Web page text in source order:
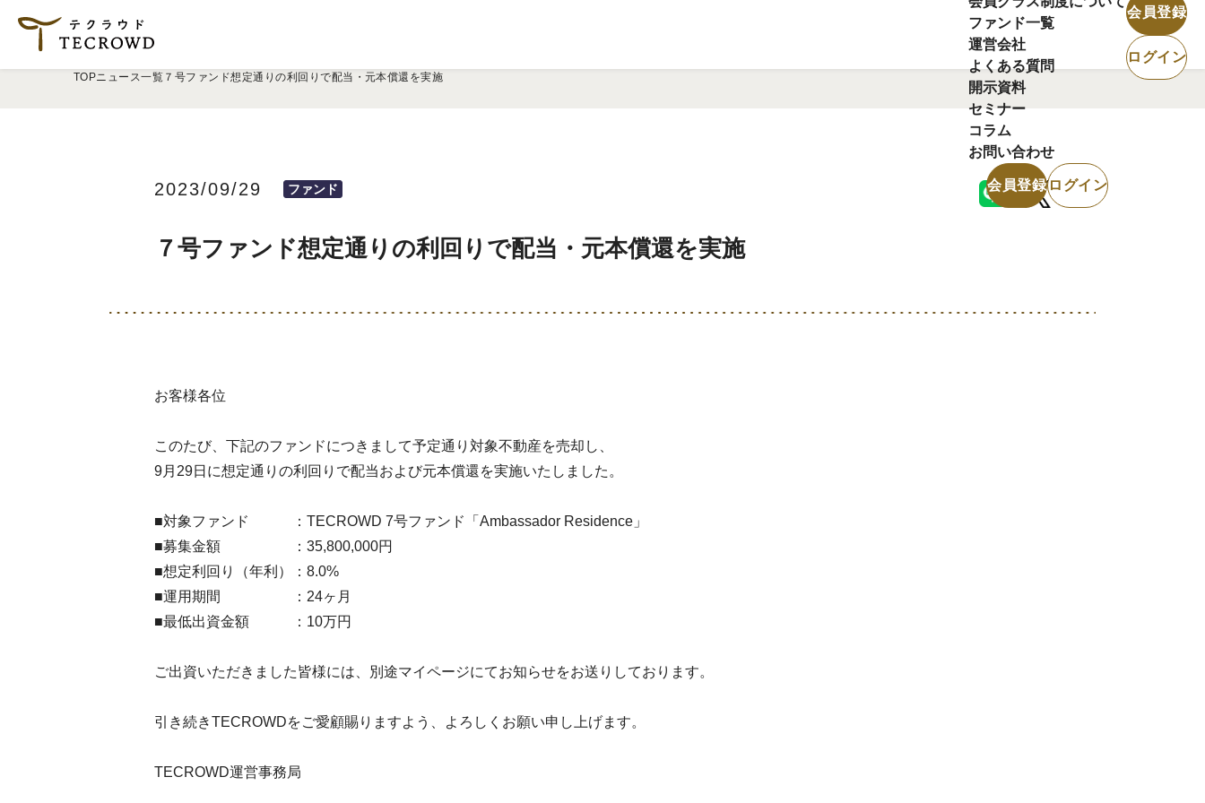
ファンド一覧
運営会社
よくある質問
開示資料
セミナー
コラム
お問い合わせ
会員登録ログイン
会員登録
ログイン
TOPニュース一覧 ７号ファンド想定通りの利回りで配当・元本償還を実施
2023/09/29 ファンド
７号ファンド想定通りの利回りで配当・元本償還を実施
お客様各位
このたび、下記のファンドにつきまして予定通り対象不動産を売却し、
9月29日に想定通りの利回りで配当および元本償還を実施いたしました。
■対象ファンド ：TECROWD 7号ファンド「Ambassador Residence」
■募集金額 ：35,800,000円
■想定利回り（年利）：8.0%
■運用期間 ：24ヶ月
■最低出資金額 ：10万円
ご出資いただきました皆様には、別途マイページにてお知らせをお送りしております。
引き続きTECROWDをご愛顧賜りますよう、よろしくお願い申し上げます。
TECROWD運営事務局